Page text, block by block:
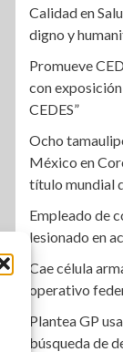
Calidad en
digno y
Promueve
con
CEDES”
Ocho
México en
título mundial
Empleado de
lesionado en
Cae célula
operativo
Plantea GP
búsqueda de